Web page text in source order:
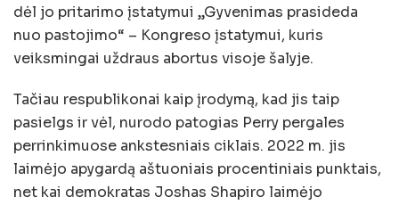
dėl jo pritarimo įstatymui „Gyvenimas prasideda
nuo pastojimo“ – Kongreso įstatymui, kuris
veiksmingai uždraus abortus visoje šalyje.
Tačiau respublikonai kaip įrodymą, kad jis taip
pasielgs ir vėl, nurodo patogias Perry pergales
perrinkimuose ankstesniais ciklais. 2022 m. jis
laimėjo apygardą aštuoniais procentiniais punktais,
net kai demokratas Joshas Shapiro laimėjo